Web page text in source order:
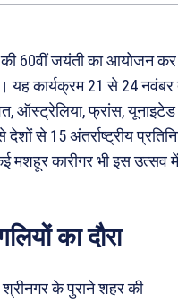
की 60वीं जयंती का आयोजन कर
यह कार्यक्रम 21 से 24
ऑस्ट्रेलिया, फ्रांस, यूनाइटेड
से 15 अंतर्राष्ट्रीय
मशहूर कारीगर भी इस उत्सव में
का दौरा
के पुराने शहर की